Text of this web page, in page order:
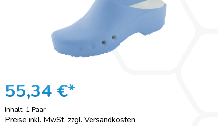
55,34 €*
Inhalt: 1 Paar
Preise inkl. MwSt. zzgl. Versandkosten